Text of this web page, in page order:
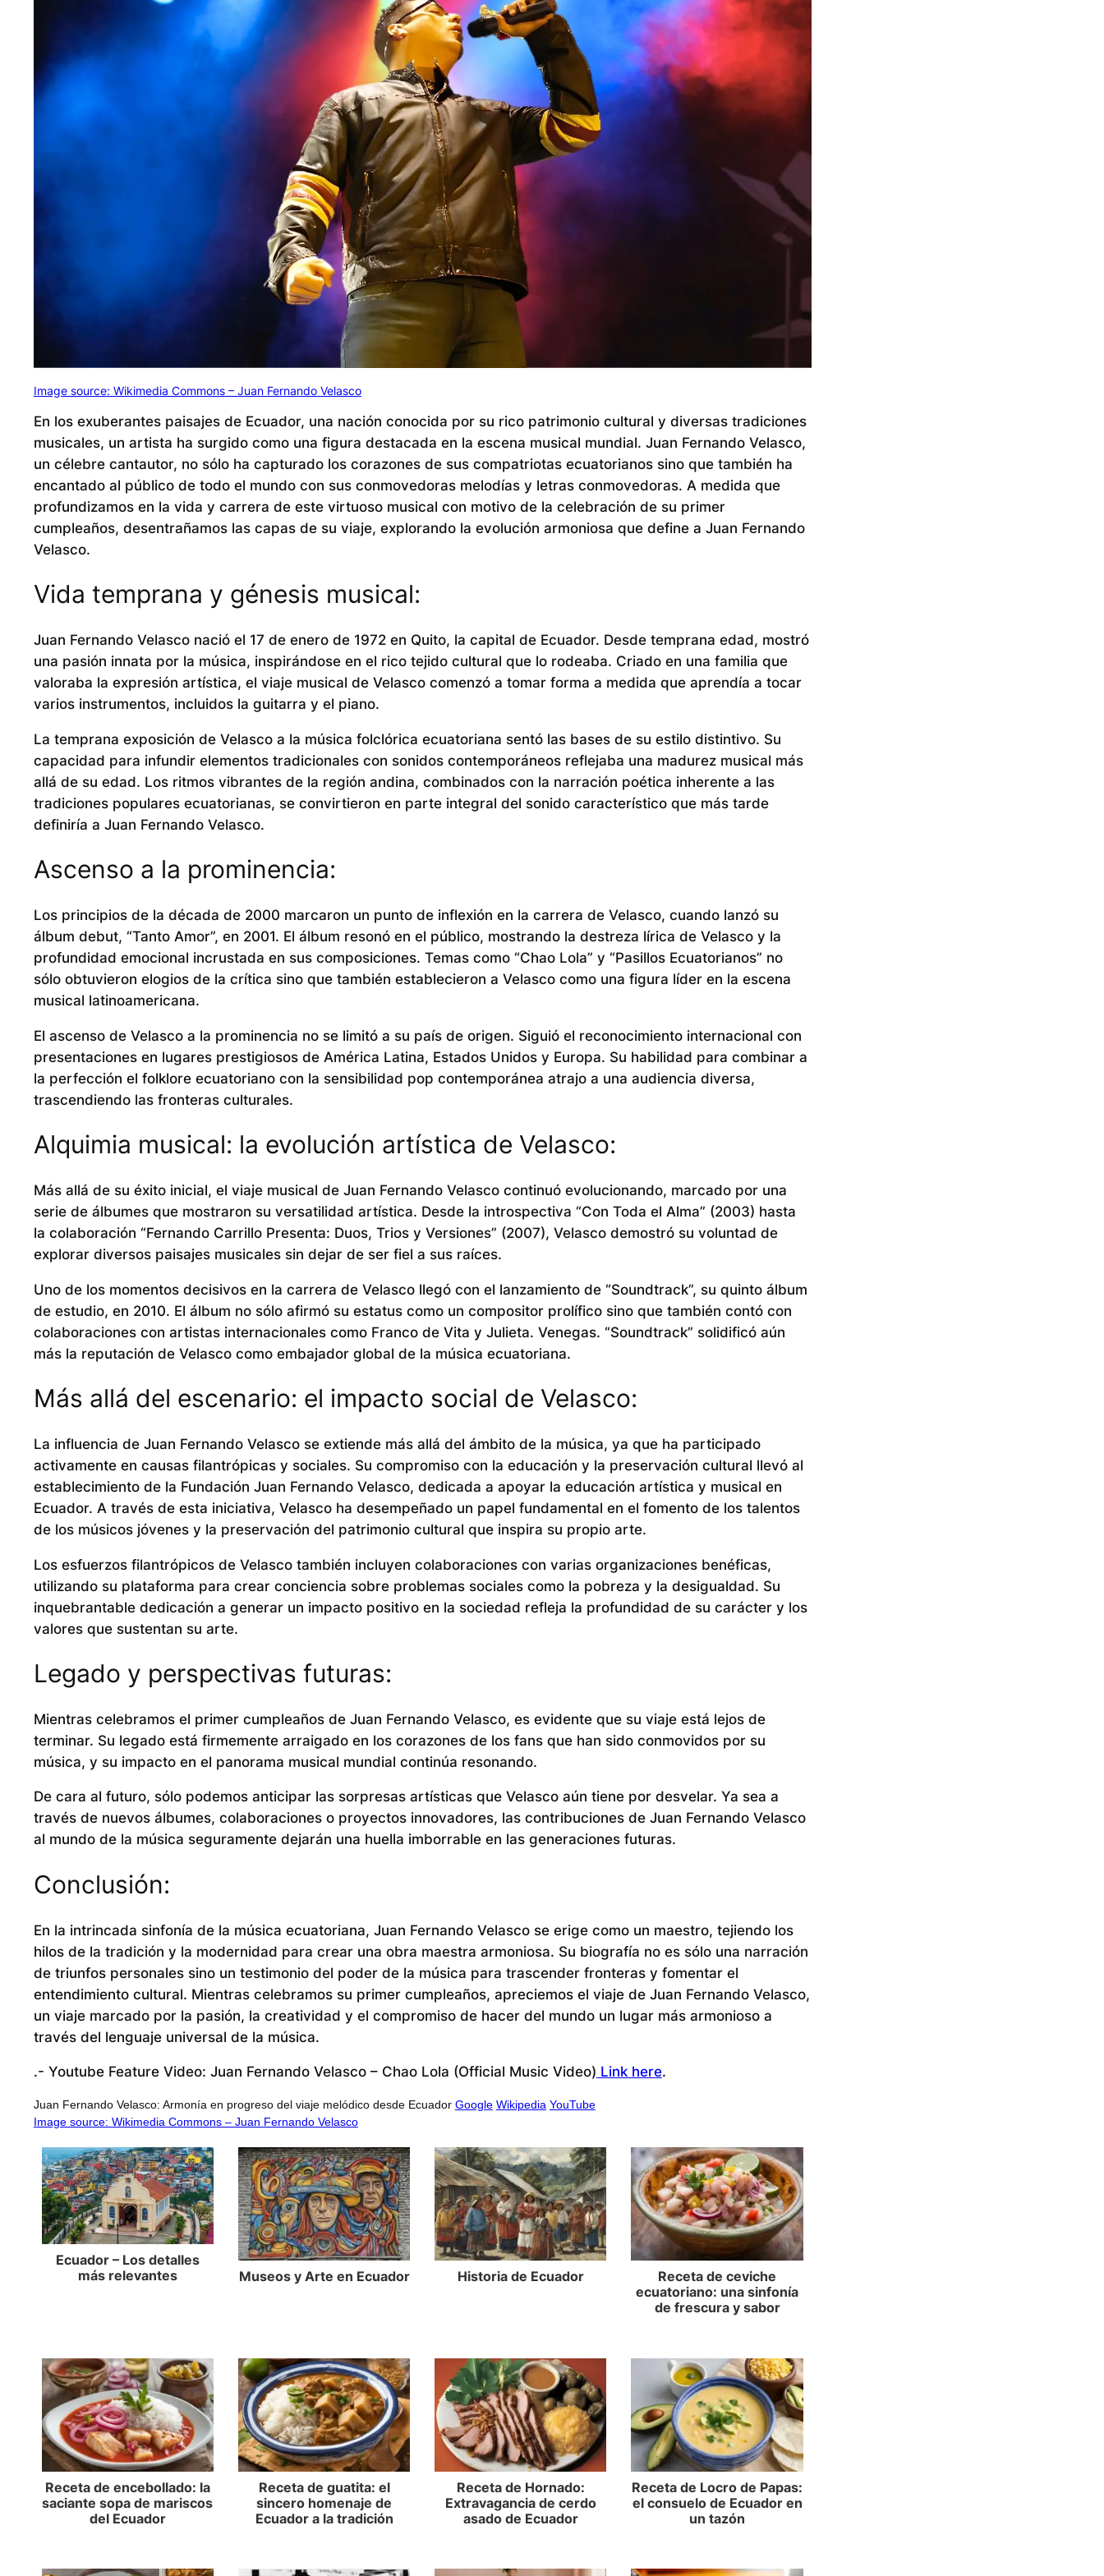
Image source: Wikimedia Commons – Juan Fernando Velasco
En los exuberantes paisajes de Ecuador, una nación conocida por su rico patrimonio cultural y diversas tradiciones
musicales, un artista ha surgido como una figura destacada en la escena musical mundial. Juan Fernando Velasco,
un célebre cantautor, no sólo ha capturado los corazones de sus compatriotas ecuatorianos sino que también ha
encantado al público de todo el mundo con sus conmovedoras melodías y letras conmovedoras. A medida que
profundizamos en la vida y carrera de este virtuoso musical con motivo de la celebración de su primer
cumpleaños, desentrañamos las capas de su viaje, explorando la evolución armoniosa que define a Juan Fernando
Velasco.
Vida temprana y génesis musical:
Juan Fernando Velasco nació el 17 de enero de 1972 en Quito, la capital de Ecuador. Desde temprana edad, mostró
una pasión innata por la música, inspirándose en el rico tejido cultural que lo rodeaba. Criado en una familia que
valoraba la expresión artística, el viaje musical de Velasco comenzó a tomar forma a medida que aprendía a tocar
varios instrumentos, incluidos la guitarra y el piano.
La temprana exposición de Velasco a la música folclórica ecuatoriana sentó las bases de su estilo distintivo. Su
capacidad para infundir elementos tradicionales con sonidos contemporáneos reflejaba una madurez musical más
allá de su edad. Los ritmos vibrantes de la región andina, combinados con la narración poética inherente a las
tradiciones populares ecuatorianas, se convirtieron en parte integral del sonido característico que más tarde
definiría a Juan Fernando Velasco.
Ascenso a la prominencia:
Los principios de la década de 2000 marcaron un punto de inflexión en la carrera de Velasco, cuando lanzó su
álbum debut, “Tanto Amor”, en 2001. El álbum resonó en el público, mostrando la destreza lírica de Velasco y la
profundidad emocional incrustada en sus composiciones. Temas como “Chao Lola” y “Pasillos Ecuatorianos” no
sólo obtuvieron elogios de la crítica sino que también establecieron a Velasco como una figura líder en la escena
musical latinoamericana.
El ascenso de Velasco a la prominencia no se limitó a su país de origen. Siguió el reconocimiento internacional con
presentaciones en lugares prestigiosos de América Latina, Estados Unidos y Europa. Su habilidad para combinar a
la perfección el folklore ecuatoriano con la sensibilidad pop contemporánea atrajo a una audiencia diversa,
trascendiendo las fronteras culturales.
Alquimia musical: la evolución artística de Velasco:
Más allá de su éxito inicial, el viaje musical de Juan Fernando Velasco continuó evolucionando, marcado por una
serie de álbumes que mostraron su versatilidad artística. Desde la introspectiva “Con Toda el Alma” (2003) hasta
la colaboración “Fernando Carrillo Presenta: Duos, Trios y Versiones” (2007), Velasco demostró su voluntad de
explorar diversos paisajes musicales sin dejar de ser fiel a sus raíces.
Uno de los momentos decisivos en la carrera de Velasco llegó con el lanzamiento de “Soundtrack”, su quinto álbum
de estudio, en 2010. El álbum no sólo afirmó su estatus como un compositor prolífico sino que también contó con
colaboraciones con artistas internacionales como Franco de Vita y Julieta. Venegas. “Soundtrack” solidificó aún
más la reputación de Velasco como embajador global de la música ecuatoriana.
Más allá del escenario: el impacto social de Velasco:
La influencia de Juan Fernando Velasco se extiende más allá del ámbito de la música, ya que ha participado
activamente en causas filantrópicas y sociales. Su compromiso con la educación y la preservación cultural llevó al
establecimiento de la Fundación Juan Fernando Velasco, dedicada a apoyar la educación artística y musical en
Ecuador. A través de esta iniciativa, Velasco ha desempeñado un papel fundamental en el fomento de los talentos
de los músicos jóvenes y la preservación del patrimonio cultural que inspira su propio arte.
Los esfuerzos filantrópicos de Velasco también incluyen colaboraciones con varias organizaciones benéficas,
utilizando su plataforma para crear conciencia sobre problemas sociales como la pobreza y la desigualdad. Su
inquebrantable dedicación a generar un impacto positivo en la sociedad refleja la profundidad de su carácter y los
valores que sustentan su arte.
Legado y perspectivas futuras:
Mientras celebramos el primer cumpleaños de Juan Fernando Velasco, es evidente que su viaje está lejos de
terminar. Su legado está firmemente arraigado en los corazones de los fans que han sido conmovidos por su
música, y su impacto en el panorama musical mundial continúa resonando.
De cara al futuro, sólo podemos anticipar las sorpresas artísticas que Velasco aún tiene por desvelar. Ya sea a
través de nuevos álbumes, colaboraciones o proyectos innovadores, las contribuciones de Juan Fernando Velasco
al mundo de la música seguramente dejarán una huella imborrable en las generaciones futuras.
Conclusión:
En la intrincada sinfonía de la música ecuatoriana, Juan Fernando Velasco se erige como un maestro, tejiendo los
hilos de la tradición y la modernidad para crear una obra maestra armoniosa. Su biografía no es sólo una narración
de triunfos personales sino un testimonio del poder de la música para trascender fronteras y fomentar el
entendimiento cultural. Mientras celebramos su primer cumpleaños, apreciemos el viaje de Juan Fernando Velasco,
un viaje marcado por la pasión, la creatividad y el compromiso de hacer del mundo un lugar más armonioso a
través del lenguaje universal de la música.
.- Youtube Feature Video: Juan Fernando Velasco – Chao Lola (Official Music Video) Link here.
Juan Fernando Velasco: Armonía en progreso del viaje melódico desde Ecuador Google Wikipedia YouTube
Image source: Wikimedia Commons – Juan Fernando Velasco
Ecuador – Los detalles
más relevantes
Museos y Arte en Ecuador Historia de Ecuador
Receta de ceviche
ecuatoriano: una sinfonía
de frescura y sabor
Receta de encebollado: la
saciante sopa de mariscos
del Ecuador
Receta de guatita: el
sincero homenaje de
Ecuador a la tradición
Receta de Hornado:
Extravagancia de cerdo
asado de Ecuador
Receta de Locro de Papas:
el consuelo de Ecuador en
un tazón